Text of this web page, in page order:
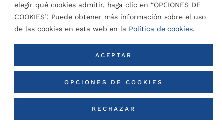
elegir qué cookies admitir, haga clic en “OPCIONES DE
COOKIES”. Puede obtener más información sobre el uso
de las cookies en esta web en la Política de cookies.
OPCIONES DE COOKIES
RECHAZAR
ACEPTAR
SIGNAL WHITE 9003
VOLVER A TODOS LOS COLORES